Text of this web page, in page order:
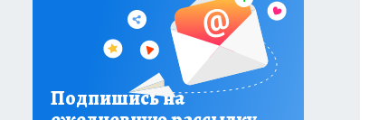
Подпишись на